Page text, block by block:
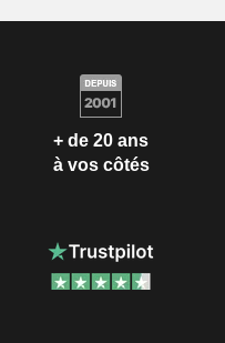
+ de 20 ans
à vos côtés